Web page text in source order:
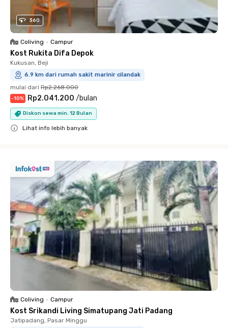
360
Coliving • Campur
Kost Rukita Difa Depok
Kukusan, Beji
6.9 km dari rumah sakit marinir cilandak
mulai dari Rp2.268.000
-10% Rp2.041.200 /bulan
Diskon sewa min. 12 Bulan
Lihat info lebih banyak
Coliving • Campur
Kost Srikandi Living Simatupang Jati Padang
Jatipadang, Pasar Minggu